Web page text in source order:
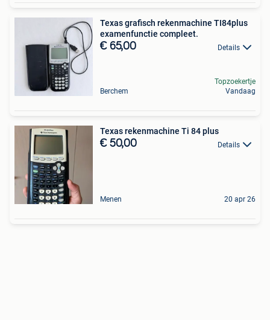
Texas grafisch rekenmachine TI84plus
examenfunctie compleet.
€ 65,00 Details
Berchem
Topzoekertje
Vandaag
Texas rekenmachine Ti 84 plus
€ 50,00 Details
Menen 20 apr 26